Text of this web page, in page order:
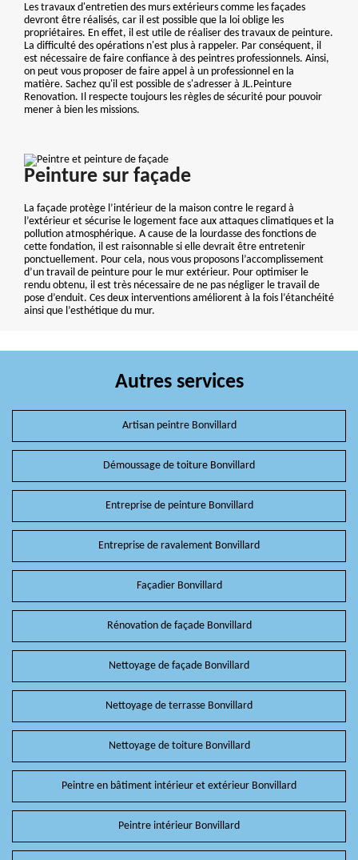
Les travaux d'entretien des murs extérieurs comme les façades
devront être réalisés, car il est possible que la loi oblige les
propriétaires. En effet, il est utile de réaliser des travaux de peinture.
La difficulté des opérations n'est plus à rappeler. Par conséquent, il
est nécessaire de faire confiance à des peintres professionnels. Ainsi,
on peut vous proposer de faire appel à un professionnel en la
matière. Sachez qu'il est possible de s'adresser à JL.Peinture
Renovation. Il respecte toujours les règles de sécurité pour pouvoir
mener à bien les missions.
Peinture sur façade
La façade protège l’intérieur de la maison contre le regard à
l’extérieur et sécurise le logement face aux attaques climatiques et la
pollution atmosphérique. A cause de la lourdasse des fonctions de
cette fondation, il est raisonnable si elle devrait être entretenir
ponctuellement. Pour cela, nous vous proposons l’accomplissement
d’un travail de peinture pour le mur extérieur. Pour optimiser le
rendu obtenu, il est très nécessaire de ne pas négliger le travail de
pose d’enduit. Ces deux interventions améliorent à la fois l’étanchéité
ainsi que l’esthétique du mur.
Autres services
Artisan peintre Bonvillard
Démoussage de toiture Bonvillard
Entreprise de peinture Bonvillard
Entreprise de ravalement Bonvillard
Façadier Bonvillard
Rénovation de façade Bonvillard
Nettoyage de façade Bonvillard
Nettoyage de terrasse Bonvillard
Nettoyage de toiture Bonvillard
Peintre en bâtiment intérieur et extérieur Bonvillard
Peintre intérieur Bonvillard